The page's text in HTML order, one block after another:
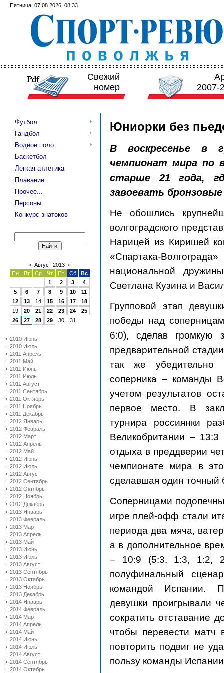
Пятница, 07.08.2026, 08:33
Свежий
номер
2007-
Футбол
Гандбол
Водное поло
Баскетбол
Легкая атлетика
Плавание
Прочее...
Персоны
Конкурс знатоков
« Август 2013 »
Пн
Вт Ср Чт Пт Сб
Вс
1
2 3
4
5
6 7 8 9 10
11
12
13 14 15 16 17
18
19
20 21 22 23 24
25
26
27 28 29 30 31
2010 Июнь
2010 Июль
2011 Апрель
2011 Май
2011 Июнь
2011 Июль
2011 Август
2011 Сентябрь
2011 Октябрь
2011 Ноябрь
2011 Декабрь
2012 Январь
2012 Февраль
2012 Март
2012 Апрель
2012 Май
2012 Июнь
2012 Июль
2012 Август
2012 Сентябрь
2012 Октябрь
2012 Ноябрь
2012 Декабрь
2013 Январь
2013 Февраль
2013 Март
2013 Апрель
2013 Май
2013 Июнь
2013 Июль
2013 Август
2013 Сентябрь
2013 Октябрь
2013 Ноябрь
2013 Декабрь
2014 Январь
2014 Февраль
2014 Март
2014 Апрель
2014 Май
2014 Июнь
2014 Июль
2014 Август
2014 Сентябрь
2014 Октябрь
Юниорки без
В воскресенье в
чемпионат мира по
старше 21 года,
завоевать
Не обошлись
волгоградского
Нарицей из Киришей
«Спартака-
национальной
Светлана Кузина и
Групповой этап
победы над
6:0), сделав громкую
предварительной
так же убедительно
соперника – команды
учетом результатов
первое место. В
турнира россиянки
Великобритании –
отдыха в преддверии
чемпионате мира в
сделавшая один точный
Соперницами
игре плей-офф стали
периода два мяча,
а в дополнительное
– 10:9 (5:3, 1:3, 1:2,
полуфинальный
командой Испании.
девушки проигрывали
сократить отставание
чтобы перевести
повторить подвиг не
пользу команды